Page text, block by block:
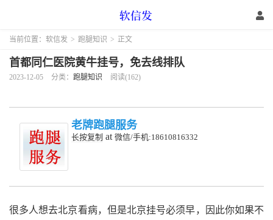
当前位置： 软信发 > 跑腿知识 > 正文
首都同仁医院黄牛挂号，免去线排队
2023-12-05 分类： 跑腿知识 阅读(162)
老牌跑腿服务
长按复制 at 微信/手机:18610816332
很多人想去北京看病，但是北京挂号必须早，因此你如果不